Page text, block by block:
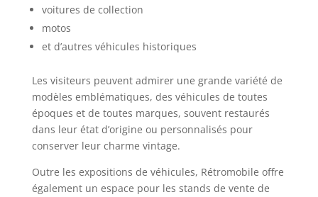
voitures de collection
motos
et d’autres véhicules historiques
Les visiteurs peuvent admirer une grande variété de
modèles emblématiques, des véhicules de toutes
époques et de toutes marques, souvent restaurés
dans leur état d’origine ou personnalisés pour
conserver leur charme vintage.
Outre les expositions de véhicules, Rétromobile offre
également un espace pour les stands de vente de